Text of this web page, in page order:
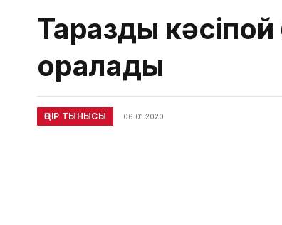
Тараздық
оралады
ӨҢІР ТЫНЫСЫ 06.01.2020